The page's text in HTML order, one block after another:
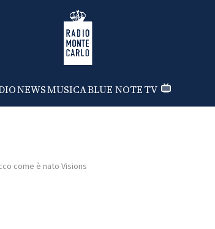
Radio Monte Carlo
NEWSMUSICABLUE NOTETV
come è nato Visions